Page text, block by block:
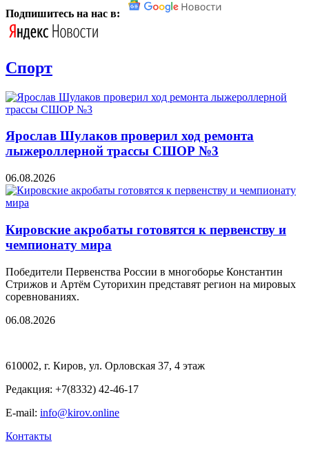
Подпишитесь на нас в:
Спорт
Ярослав Шулаков проверил ход ремонта
лыжероллерной трассы СШОР №3
06.08.2026
Кировские акробаты готовятся к первенству и
чемпионату мира
Победители Первенства России в многоборье Константин
Стрижов и Артём Суторихин представят регион на мировых
соревнованиях.
06.08.2026
610002, г. Киров, ул. Орловская 37, 4 этаж
Редакция: +7(8332) 42-46-17
E-mail: info@kirov.online
Контакты